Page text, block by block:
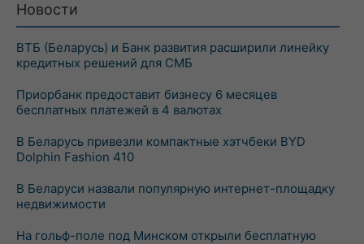
Новости
ВТБ (Беларусь) и Банк развития расширили линейку
кредитных решений для СМБ
Приорбанк предоставит бизнесу 6 месяцев
бесплатных платежей в 4 валютах
В Беларусь привезли компактные хэтчбеки BYD
Dolphin Fashion 410
В Беларуси назвали популярную интернет-площадку
недвижимости
На гольф-поле под Минском открыли бесплатную